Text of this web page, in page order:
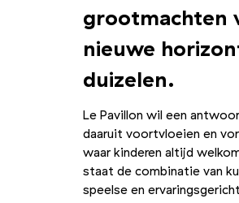
grootmachten
nieuwe
duizelen.
Le Pavillon wil een
daaruit voortvloeien en
waar kinderen altijd
staat de combinatie van
speelse en